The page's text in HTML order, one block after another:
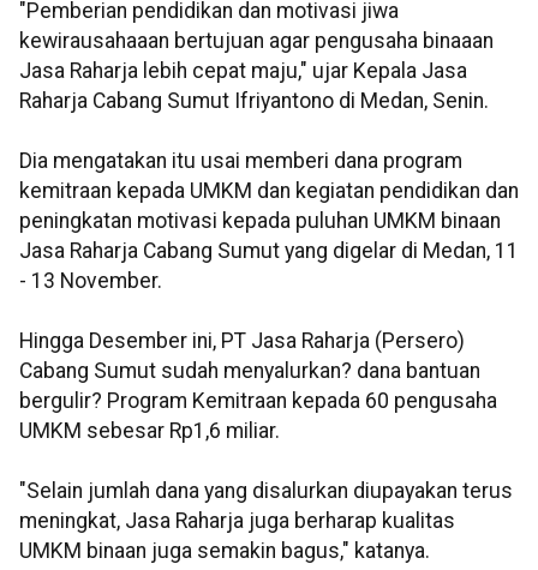
"Pemberian pendidikan dan motivasi jiwa
kewirausahaaan bertujuan agar pengusaha binaaan
Jasa Raharja lebih cepat maju," ujar Kepala Jasa
Raharja Cabang Sumut Ifriyantono di Medan, Senin.
Dia mengatakan itu usai memberi dana program
kemitraan kepada UMKM dan kegiatan pendidikan dan
peningkatan motivasi kepada puluhan UMKM binaan
Jasa Raharja Cabang Sumut yang digelar di Medan, 11
- 13 November.
Hingga Desember ini, PT Jasa Raharja (Persero)
Cabang Sumut sudah menyalurkan? dana bantuan
bergulir? Program Kemitraan kepada 60 pengusaha
UMKM sebesar Rp1,6 miliar.
"Selain jumlah dana yang disalurkan diupayakan terus
meningkat, Jasa Raharja juga berharap kualitas
UMKM binaan juga semakin bagus," katanya.